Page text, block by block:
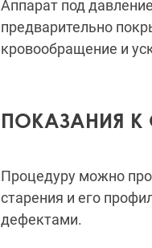
Аппарат под
предварительно
кровообращение и
ПОКАЗАНИЯ К
Процедуру можно
старения и его
дефектами.